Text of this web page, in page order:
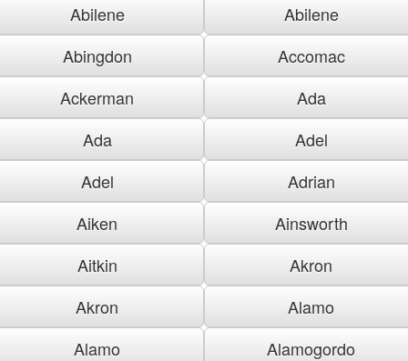
Abilene
Abilene
Abingdon
Accomac
Ackerman
Ada
Ada
Adel
Adel
Adrian
Aiken
Ainsworth
Aitkin
Akron
Akron
Alamo
Alamo
Alamogordo